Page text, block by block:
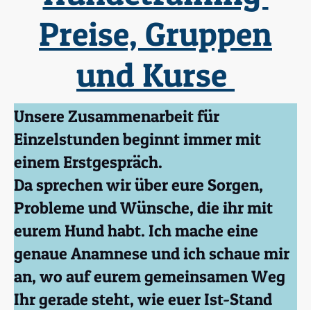
Preise, Gruppen
und Kurse
Unsere Zusammenarbeit für
Einzelstunden beginnt immer mit
einem Erstgespräch.
Da sprechen wir über eure Sorgen,
Probleme und Wünsche, die ihr mit
eurem Hund habt. Ich mache eine
genaue Anamnese und ich schaue mir
an, wo auf eurem gemeinsamen Weg
Ihr gerade steht, wie euer Ist-Stand